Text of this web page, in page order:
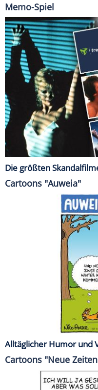
Memo-Spiel
Die größten
Cartoons "Auweia"
Alltäglicher Humor und
Cartoons "Neue